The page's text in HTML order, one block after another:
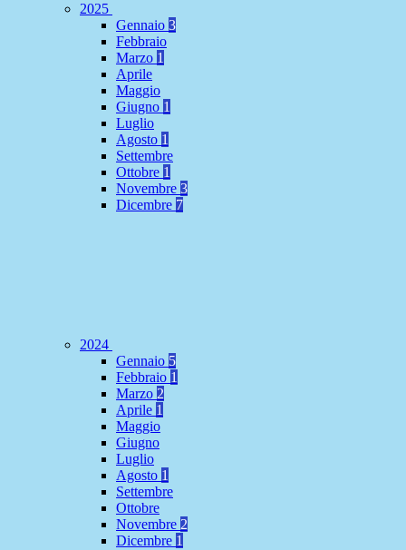
2025
Gennaio 3
Febbraio
Marzo 1
Aprile
Maggio
Giugno 1
Luglio
Agosto 1
Settembre
Ottobre 1
Novembre 3
Dicembre 7
2024
Gennaio 5
Febbraio 1
Marzo 2
Aprile 1
Maggio
Giugno
Luglio
Agosto 1
Settembre
Ottobre
Novembre 2
Dicembre 1